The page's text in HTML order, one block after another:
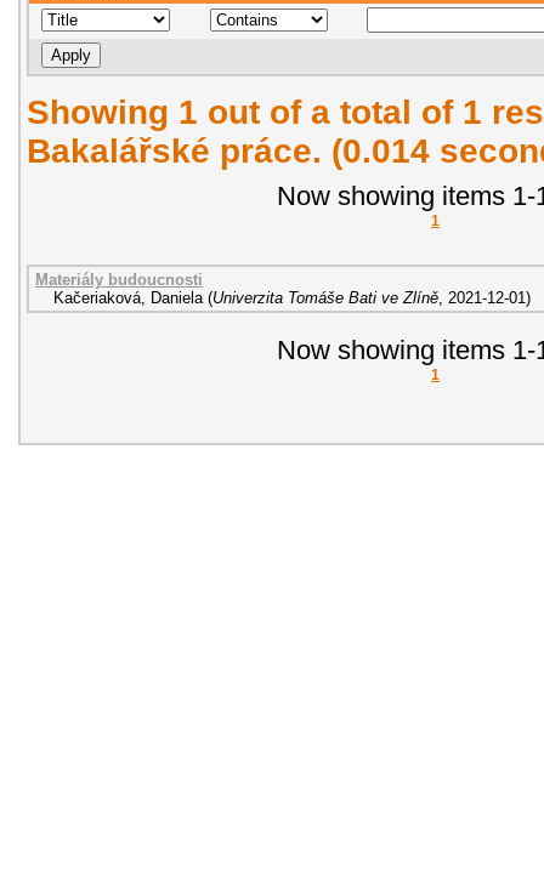
Showing 1 out of a total of 1
Bakalářské práce. (0.014
Now showing items 1-
1
Materiály budoucnosti
Kačeriaková, Daniela (Univerzita Tomáše Bati ve Zlíně, 2021-12-01)
Now showing items 1-
1